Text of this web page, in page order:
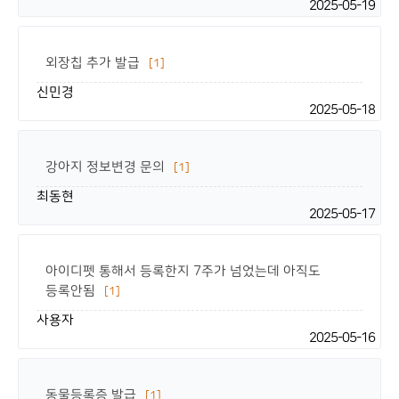
2025-05-19
외장칩 추가 발급 [1]
신민경
2025-05-18
강아지 정보변경 문의 [1]
최동현
2025-05-17
아이디펫 통해서 등록한지 7주가 넘었는데 아직도
등록안됨
[1]
사용자
2025-05-16
동물등록증 발급 [1]